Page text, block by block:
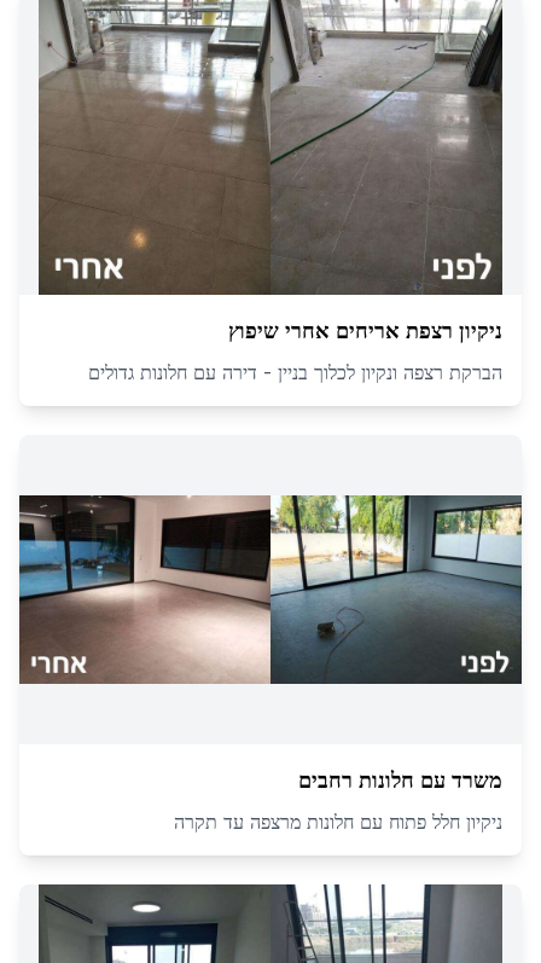
ניקיון רצפת אריחים אחרי שיפוץ
הברקת רצפה ונקיון לכלוך בניין - דירה עם חלונות גדולים
משרד עם חלונות רחבים
ניקיון חלל פתוח עם חלונות מרצפה עד תקרה